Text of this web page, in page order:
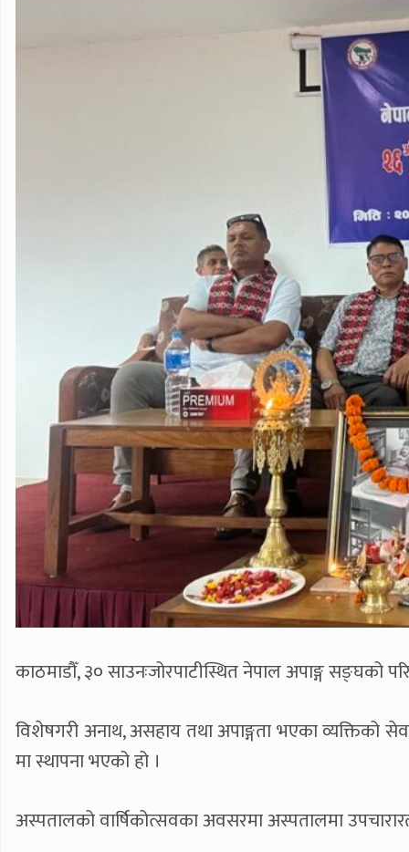
काठमाडौँ, ३० साउनःजोरपाटीस्थित नेपाल अपाङ्ग सङ्घको
विशेषगरी अनाथ, असहाय तथा अपाङ्गता भएका व्यक्तिको
मा स्थापना भएको हो ।
अस्पतालको वार्षिकोत्सवका अवसरमा अस्पतालमा